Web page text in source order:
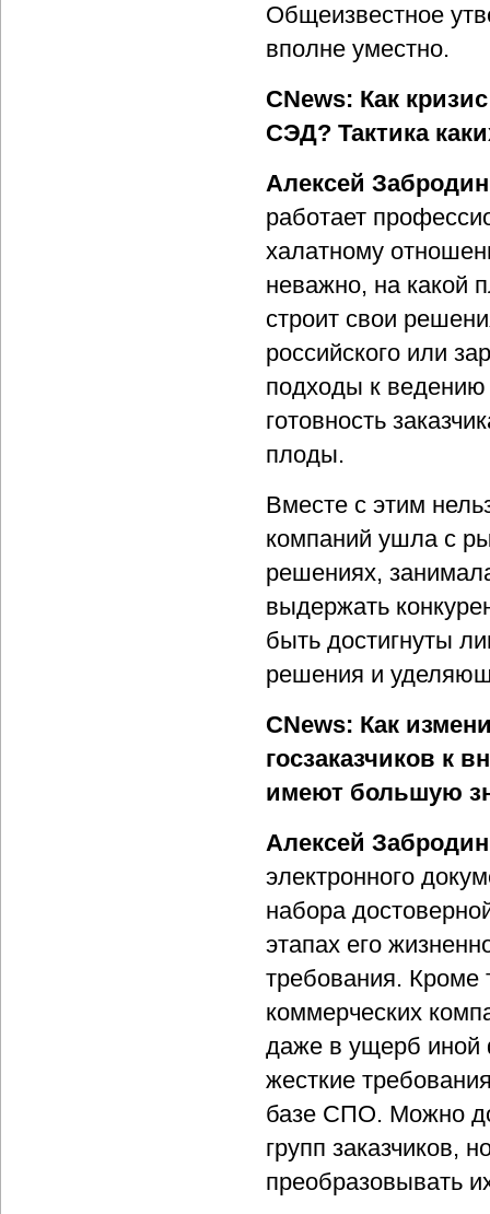
Общеизвестное
вполне уместно.
CNews: Как
СЭД? Тактика
Алексей
работает
халатному
неважно, на какой
строит свои
российского или
подходы к
готовность
плоды.
Вместе с этим
компаний ушла с
решениях,
выдержать
быть достигнуты
решения и
CNews: Как
госзаказчиков к
имеют большую
Алексей
электронного
набора
этапах его
требования. Кроме
коммерческих
даже в ущерб иной
жесткие
базе СПО. Можно
групп заказчиков,
преобразовывать